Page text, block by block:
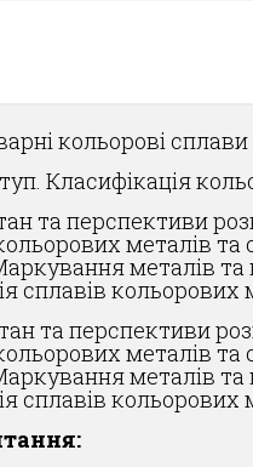
кольорові сплави
Класифікація
та перспективи
металів та
металів та
сплавів кольорових
та перспективи
металів та
металів та
сплавів кольорових